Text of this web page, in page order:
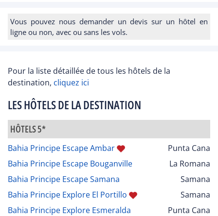
Vous pouvez nous demander un devis sur un hôtel en
ligne ou non, avec ou sans les vols.
Pour la liste détaillée de tous les hôtels de la
destination, cliquez ici
LES HÔTELS DE LA DESTINATION
HÔTELS 5*
Bahia Principe Escape Ambar
Punta Cana
Bahia Principe Escape Bouganville
La Romana
Bahia Principe Escape Samana
Samana
Bahia Principe Explore El Portillo
Samana
Bahia Principe Explore Esmeralda
Punta Cana